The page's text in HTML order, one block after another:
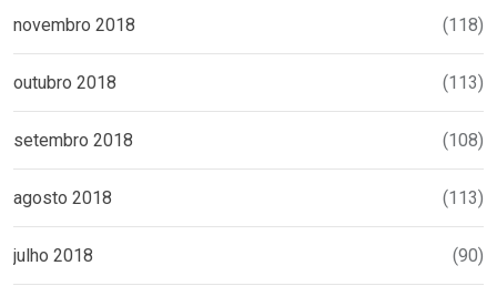
novembro 2018 (118)
outubro 2018 (113)
setembro 2018 (108)
agosto 2018 (113)
julho 2018 (90)